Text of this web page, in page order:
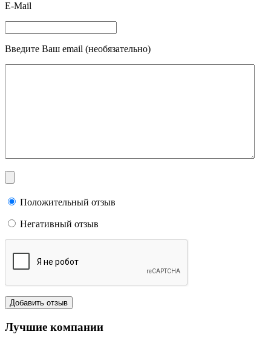
E-Mail
Введите Ваш email (необязательно)
Положительный отзыв
Негативный отзыв
Лучшие компании